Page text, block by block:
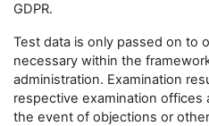
GDPR.
Test data is only passed on to
necessary within the
administration. Examination
respective examination offices
the event of objections or